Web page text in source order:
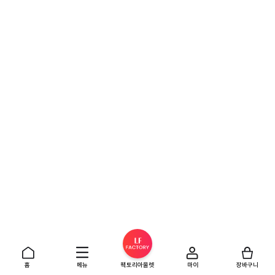
홈 메뉴 팩토리아울렛 마이 장바구니